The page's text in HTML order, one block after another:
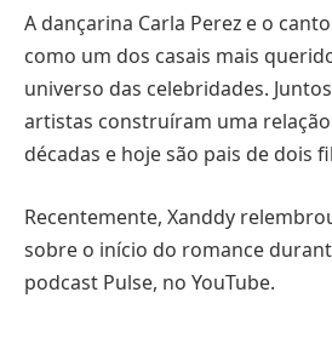
A dançarina Carla Perez e o
como um dos casais mais
universo das celebridades.
artistas construíram uma
décadas e hoje são pais de dois
Recentemente, Xanddy
sobre o início do romance
podcast Pulse, no YouTube.